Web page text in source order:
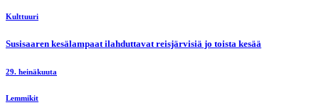
Kulttuuri
Susisaaren kesälampaat ilahduttavat reisjärvisiä jo toista kesää
29. heinäkuuta
Lemmikit